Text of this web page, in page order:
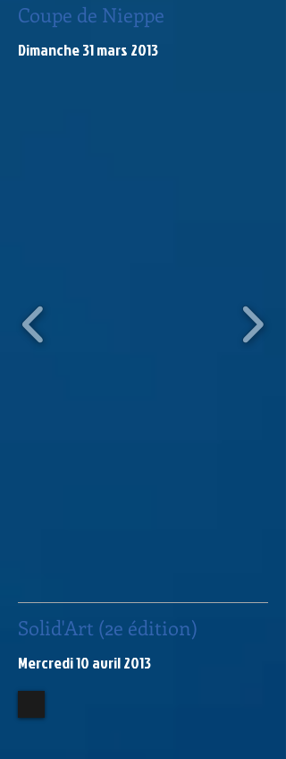
Coupe de Nieppe
Dimanche 31 mars 2013​
Solid'Art (2e édition)
Mercredi 10 avril 2013​